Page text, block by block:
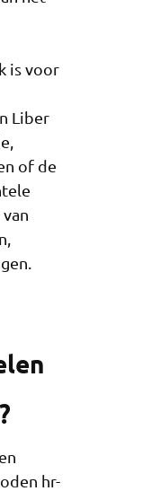
is voor
Liber
of de
hr-